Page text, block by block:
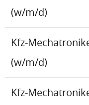
(w/m/d)
Kfz-
(w/m/d)
Kfz-